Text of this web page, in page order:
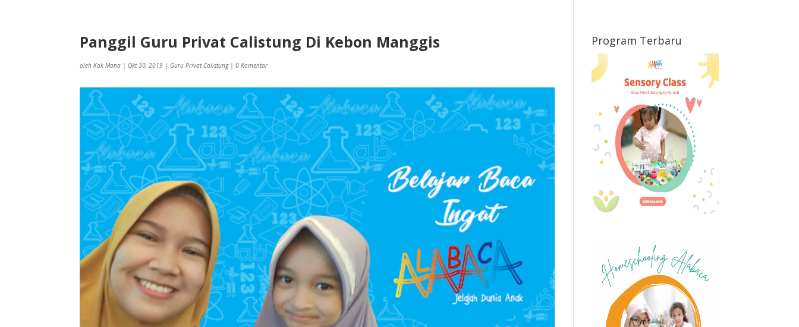
Panggil Guru Privat Calistung Di Kebon Manggis
olehKak Mona |Okt 30, 2019 |Guru Privat Calistung|0 Komentar
Program Terbaru